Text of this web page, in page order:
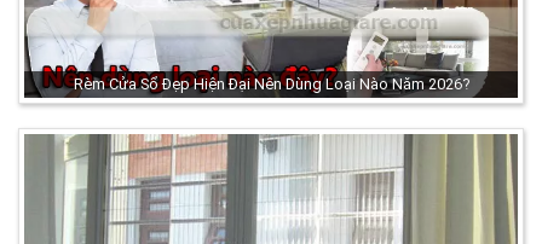
Rèm Cửa Sổ Đẹp Hiện Đại Nên Dùng Loại Nào Năm 2026?